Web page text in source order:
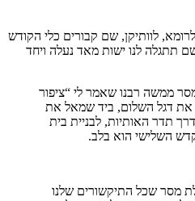
לוותיקן, שם קבורים כלי הקודש
תתגלה לנו ישות מאד נעלה ויחד
מסר ממשה רבנו שאמר לי “ציפור
את דגל השלום, ביד שמאל את
תדר האותיות, לבניית בית
השלישי הוא בלב.
מסר שכל התיקשורים שלנו